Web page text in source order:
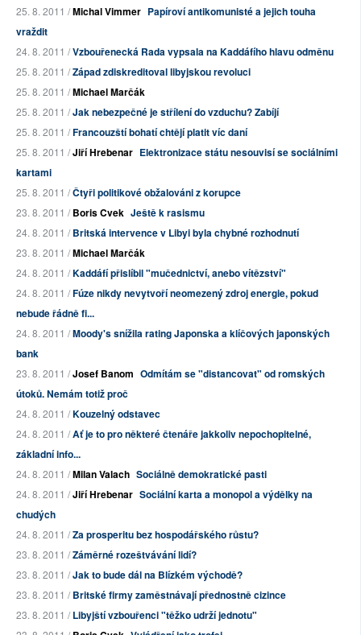
25. 8. 2011 /Michal Vimmer Papíroví antikomunisté a jejich touha
vraždit
24. 8. 2011 /Vzbouřenecká Rada vypsala na Kaddáfího hlavu odměnu
25. 8. 2011 /Západ zdiskreditoval libyjskou revoluci
25. 8. 2011 /Michael Marčák
25. 8. 2011 /Jak nebezpečné je střílení do vzduchu? Zabíjí
25. 8. 2011 /Francouzští bohatí chtějí platit víc daní
25. 8. 2011 /Jiří Hrebenar Elektronizace státu nesouvisí se sociálními
kartami
25. 8. 2011 /Čtyři politikové obžalováni z korupce
23. 8. 2011 /Boris Cvek Ještě k rasismu
24. 8. 2011 /Britská intervence v Libyi byla chybné rozhodnutí
23. 8. 2011 /Michael Marčák
24. 8. 2011 /Kaddáfí přislíbil "mučednictví, anebo vítězství"
24. 8. 2011 /Fúze nikdy nevytvoří neomezený zdroj energie, pokud
nebude řádně fi...
24. 8. 2011 /Moody's snížila rating Japonska a klíčových japonských
bank
23. 8. 2011 /Josef Banom Odmítám se "distancovat" od romských
útoků. Nemám totiž proč
24. 8. 2011 /Kouzelný odstavec
24. 8. 2011 /Ať je to pro některé čtenáře jakkoliv nepochopitelné,
základní info...
24. 8. 2011 /Milan Valach Sociálně demokratické pasti
24. 8. 2011 /Jiří Hrebenar Sociální karta a monopol a výdělky na
chudých
24. 8. 2011 /Za prosperitu bez hospodářského růstu?
23. 8. 2011 /Záměrné rozeštvávání lidí?
23. 8. 2011 /Jak to bude dál na Blízkém východě?
23. 8. 2011 /Britské firmy zaměstnávají přednostně cizince
23. 8. 2011 /Libyjští vzbouřenci "těžko udrží jednotu"